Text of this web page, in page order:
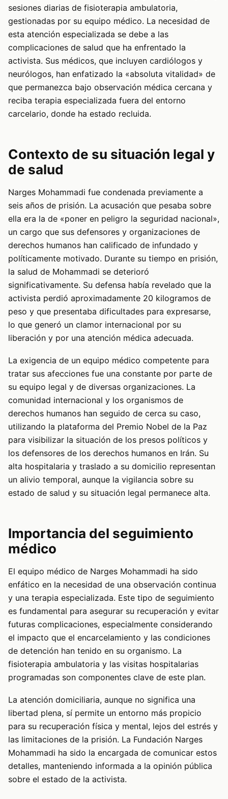
sesiones diarias de fisioterapia ambulatoria,
gestionadas por su equipo médico. La necesidad de
esta atención especializada se debe a las
complicaciones de salud que ha enfrentado la
activista. Sus médicos, que incluyen cardiólogos y
neurólogos, han enfatizado la «absoluta vitalidad» de
que permanezca bajo observación médica cercana y
reciba terapia especializada fuera del entorno
carcelario, donde ha estado recluida.
Contexto de su situación legal y
de salud
Narges Mohammadi fue condenada previamente a
seis años de prisión. La acusación que pesaba sobre
ella era la de «poner en peligro la seguridad nacional»,
un cargo que sus defensores y organizaciones de
derechos humanos han calificado de infundado y
políticamente motivado. Durante su tiempo en prisión,
la salud de Mohammadi se deterioró
significativamente. Su defensa había revelado que la
activista perdió aproximadamente 20 kilogramos de
peso y que presentaba dificultades para expresarse,
lo que generó un clamor internacional por su
liberación y por una atención médica adecuada.
La exigencia de un equipo médico competente para
tratar sus afecciones fue una constante por parte de
su equipo legal y de diversas organizaciones. La
comunidad internacional y los organismos de
derechos humanos han seguido de cerca su caso,
utilizando la plataforma del Premio Nobel de la Paz
para visibilizar la situación de los presos políticos y
los defensores de los derechos humanos en Irán. Su
alta hospitalaria y traslado a su domicilio representan
un alivio temporal, aunque la vigilancia sobre su
estado de salud y su situación legal permanece alta.
Importancia del seguimiento
médico
El equipo médico de Narges Mohammadi ha sido
enfático en la necesidad de una observación continua
y una terapia especializada. Este tipo de seguimiento
es fundamental para asegurar su recuperación y evitar
futuras complicaciones, especialmente considerando
el impacto que el encarcelamiento y las condiciones
de detención han tenido en su organismo. La
fisioterapia ambulatoria y las visitas hospitalarias
programadas son componentes clave de este plan.
La atención domiciliaria, aunque no significa una
libertad plena, sí permite un entorno más propicio
para su recuperación física y mental, lejos del estrés y
las limitaciones de la prisión. La Fundación Narges
Mohammadi ha sido la encargada de comunicar estos
detalles, manteniendo informada a la opinión pública
sobre el estado de la activista.